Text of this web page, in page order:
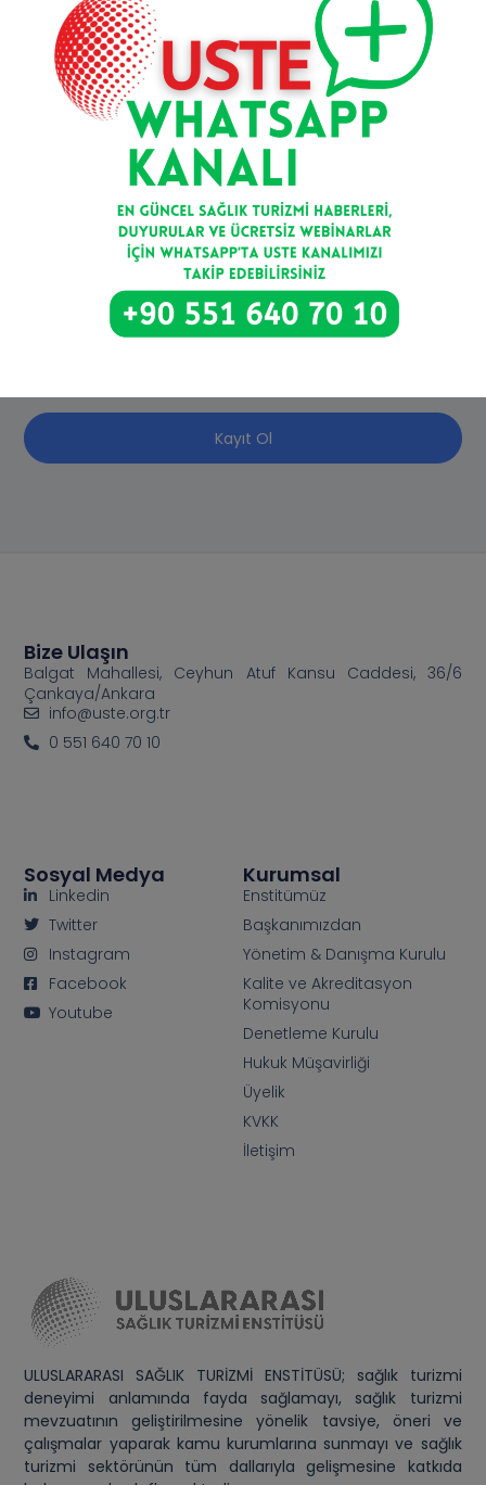
Devamını Oku >
Mail bültenimize kaydolun
Kayıt Ol
ULUSLARARASI SAĞLIK TURİZMİ ENSTİTÜSÜ; sağlık turizmi
deneyimi anlamında fayda sağlamayı, sağlık turizmi
mevzuatının geliştirilmesine yönelik tavsiye, öneri ve
çalışmalar yaparak kamu kurumlarına sunmayı ve sağlık
turizmi sektörünün tüm dallarıyla gelişmesine katkıda
Kurumsal
Enstitümüz
Başkanımızdan
Yönetim & Danışma Kurulu
Kalite ve Akreditasyon
Komisyonu
Denetleme Kurulu
Hukuk Müşavirliği
Üyelik
KVKK
İletişim
Sosyal Medya
Linkedin
Twitter
Instagram
Facebook
Youtube
Bize Ulaşın
Balgat Mahallesi, Ceyhun Atuf Kansu Caddesi, 36/6
Çankaya/Ankara
info@uste.org.tr
0 551 640 70 10